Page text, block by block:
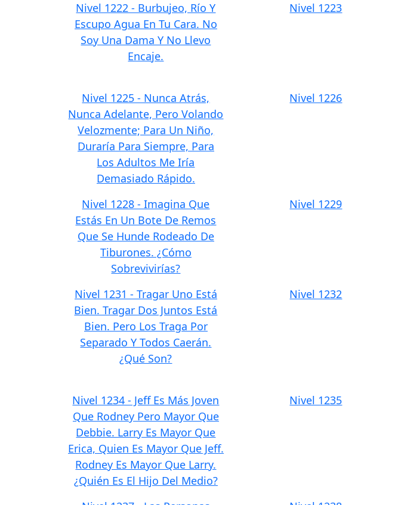
Nivel 1222 - Burbujeo, Río Y
Escupo Agua En Tu Cara. No
Soy Una Dama Y No Llevo
Encaje.
Nivel 1223
Nivel 1225 - Nunca Atrás,
Nunca Adelante, Pero Volando
Velozmente; Para Un Niño,
Duraría Para Siempre, Para
Los Adultos Me Iría
Demasiado Rápido.
Nivel 1226
Nivel 1228 - Imagina Que
Estás En Un Bote De Remos
Que Se Hunde Rodeado De
Tiburones. ¿Cómo
Sobrevivirías?
Nivel 1229
Nivel 1231 - Tragar Uno Está
Bien. Tragar Dos Juntos Está
Bien. Pero Los Traga Por
Separado Y Todos Caerán.
¿Qué Son?
Nivel 1232
Nivel 1234 - Jeff Es Más Joven
Que Rodney Pero Mayor Que
Debbie. Larry Es Mayor Que
Erica, Quien Es Mayor Que Jeff.
Rodney Es Mayor Que Larry.
¿Quién Es El Hijo Del Medio?
Nivel 1235